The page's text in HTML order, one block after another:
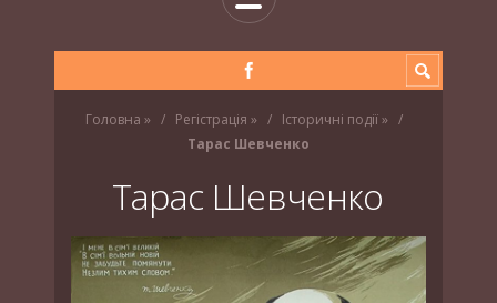
Головна » Регістрація » Історичні події»
Тарас Шевченко
Тарас Шевченко